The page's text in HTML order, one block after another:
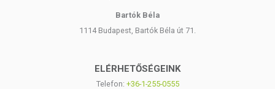
Bartók Béla
1114 Budapest, Bartók Béla út 71.
ELÉRHETŐSÉGEINK
Telefon: +36-1-255-0555